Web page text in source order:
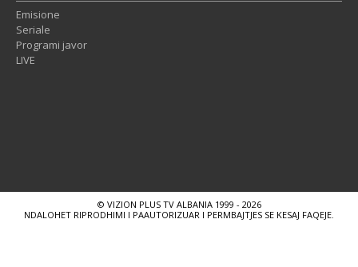
Emisione
Seriale
Programi javor
LIVE
© VIZION PLUS TV ALBANIA 1999 - 2026
NDALOHET RIPRODHIMI I PAAUTORIZUAR I PERMBAJTJES SE KESAJ FAQEJE.